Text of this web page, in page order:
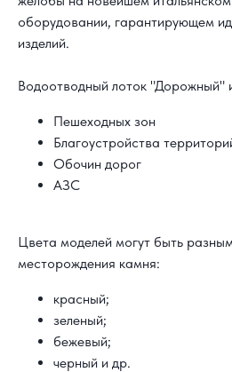
оборудовании, гарантирующем
изделий.
Водоотводный лоток "Дорожный"
Пешеходных зон
Благоустройства
Обочин дорог
АЗС
Цвета моделей могут быть
месторождения камня:
красный;
зеленый;
бежевый;
черный и др.
КАК С НАМИ